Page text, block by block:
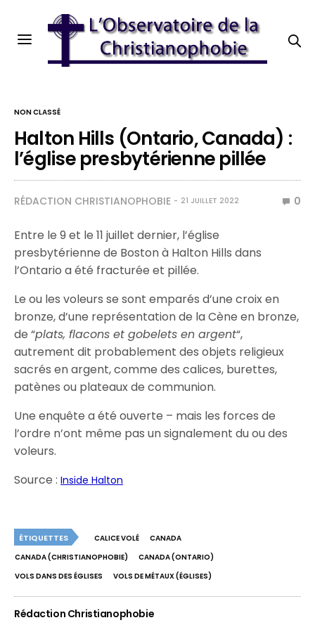
NON CLASSÉ
Halton Hills (Ontario, Canada) :
l’église presbytérienne pillée
RÉDACTION CHRISTIANOPHOBIE 21 JUILLET 2022 0
Entre le 9 et le 11 juillet dernier, l’église
presbytérienne de Boston à Halton Hills dans
l’Ontario a été fracturée et pillée.
Le ou les voleurs se sont emparés d’une croix en
bronze, d’une représentation de la Cène en bronze,
de “plats, flacons et gobelets en argent“,
autrement dit probablement des objets religieux
sacrés en argent, comme des calices, burettes,
patènes ou plateaux de communion.
Une enquête a été ouverte – mais les forces de
l’ordre n’ont même pas un signalement du ou des
voleurs.
Source :Inside Halton
ÉTIQUETTES CALICE VOLÉ
CANADA
CANADA (CHRISTIANOPHOBIE)
CANADA (ONTARIO)
VOLS DANS DES ÉGLISES
VOLS DE MÉTAUX (ÉGLISES)
Rédaction Christianophobie